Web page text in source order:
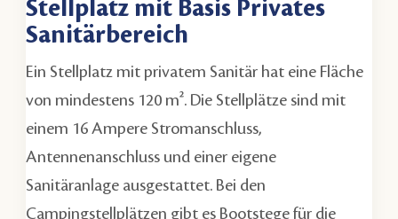
Stellplatz mit Basis Privates
Sanitärbereich
Ein Stellplatz mit privatem Sanitär hat eine Fläche
von mindestens 120 m². Die Stellplätze sind mit
einem 16 Ampere Stromanschluss,
Antennenanschluss und einer eigene
Sanitäranlage ausgestattet. Bei den
Campingstellplätzen gibt es Bootstege für die